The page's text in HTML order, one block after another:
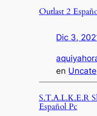
Outlast 2
Dic 3,
en
S.T.A.L.K.E.R
Español Pc